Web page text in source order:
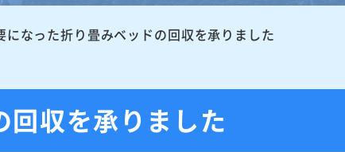
になった折り畳みベッドの回収を承りました
収を承りました